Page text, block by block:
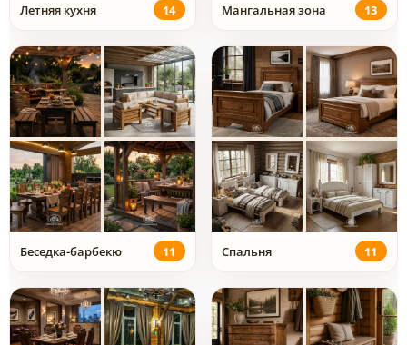
Летняя кухня 14 Мангальная зона 13
Беседка-барбекю 11 Спальня 11